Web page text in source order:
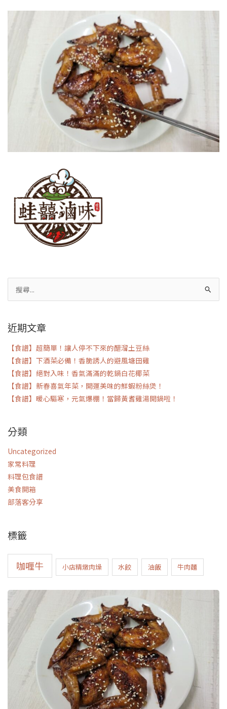
尋
鍵
近期文章
【食譜】超簡單！讓人停不下來的醋溜土豆絲
【食譜】下酒菜必備！香脆誘人的避風塘田雞
【食譜】絕對入味！香氣滿滿的乾鍋白花椰菜
【食譜】新春喜氣年菜，開運美味的鮮蝦粉絲煲！
【食譜】暖心驅寒，元氣爆棚！當歸黃耆雞湯開鍋啦！
分類
Uncategorized
家常料理
料理包食譜
美食開箱
部落客分享
標籤
咖喱牛 小店精燉肉燥 水餃 油飯 牛肉麵